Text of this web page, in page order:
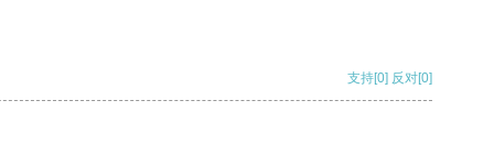
支持[0] 反对[0]